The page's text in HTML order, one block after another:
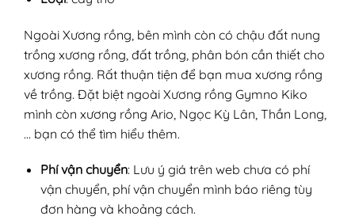
Ngoài Xương rồng, bên mình còn có chậu đất nung
trồng xương rồng, đất trồng, phân bón cần thiết cho
xương rồng. Rất thuận tiện để bạn mua xương rồng
về trồng. Đặt biệt ngoài Xương rồng Gymno Kiko
mình còn xương rồng Ario, Ngọc Kỳ Lân, Thần Long,
… bạn có thể tìm hiểu thêm.
Phí vận chuyển: Lưu ý giá trên web chưa có phí
vận chuyển, phí vận chuyển mình báo riêng tùy
đơn hàng và khoảng cách.